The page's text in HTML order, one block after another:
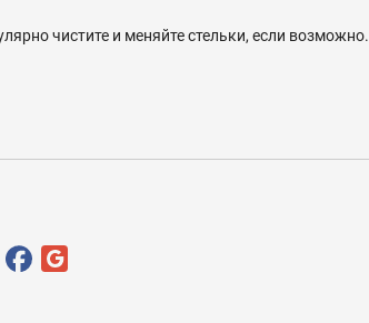
чистите и меняйте стельки, если возможно.